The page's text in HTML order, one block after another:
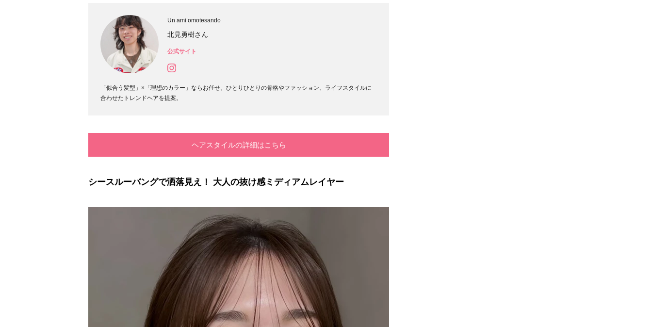
Un ami omotesando
北見勇樹さん
公式サイト
「似合う髪型」×「理想のカラー」ならお任せ。ひとりひとりの骨格やファッション、ライフスタイルに
合わせたトレンドヘアを提案。
ヘアスタイルの詳細はこちら
シースルーバングで洒落見え！ 大人の抜け感ミディアムレイヤー